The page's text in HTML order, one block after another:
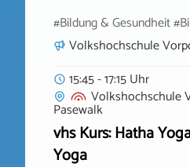
#Bildung & Gesundheit
Volkshochschule
15:45 - 17:15 Uhr
Volkshochschule
Pasewalk
vhs Kurs: Hatha
Yoga